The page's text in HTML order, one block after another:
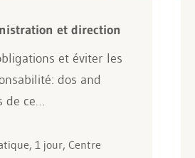
et direction
et éviter les
dos and
de ce…
1 jour, Centre